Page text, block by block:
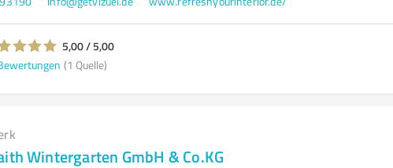
5,00 / 5,00
(1 Quelle)
Wintergarten GmbH & Co.KG